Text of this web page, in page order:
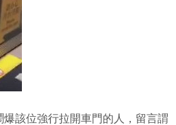
該位強行拉開車門的人，留言謂